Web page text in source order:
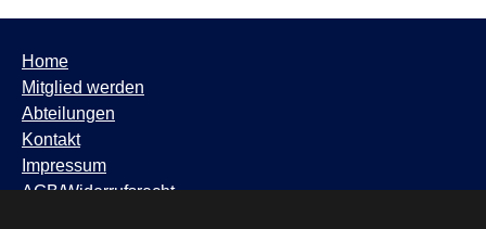
Home
Mitglied werden
Abteilungen
Kontakt
Impressum
AGB/Widerrufsrecht